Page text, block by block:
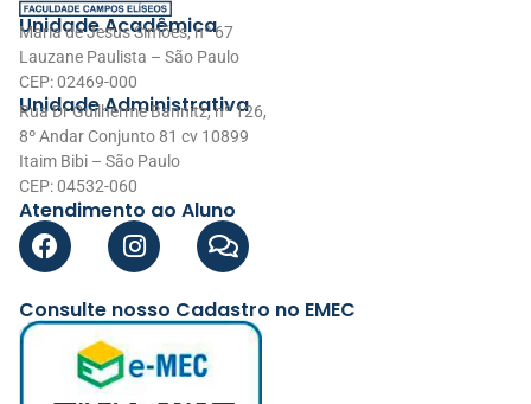
Unidade Acadêmica
Maria de Jesus Simões, nº 67
Lauzane Paulista – São Paulo
CEP: 02469-000
Unidade Administrativa
Rua Dr Guilherme Bannitz, nº 126,
8º Andar Conjunto 81 cv 10899
Itaim Bibi – São Paulo
CEP: 04532-060
Atendimento ao Aluno
Consulte nosso Cadastro no EMEC